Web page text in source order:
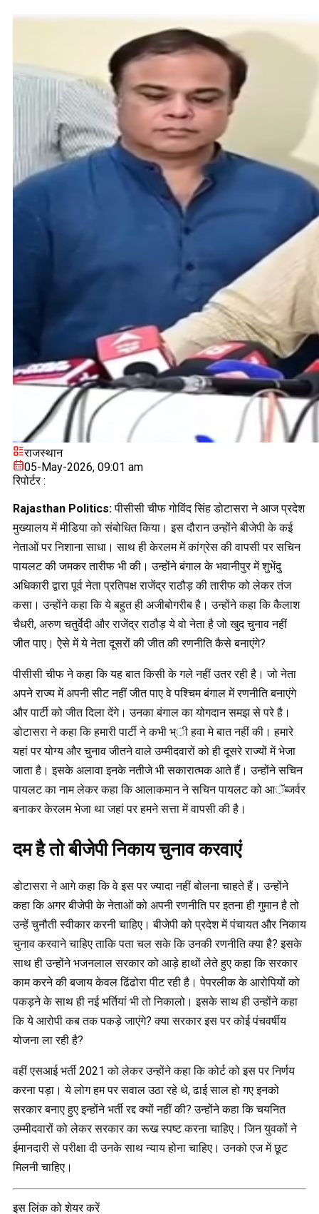
राजस्थान
05-May-2026, 09:01 am
रिपोर्टर :
Rajasthan Politics:पीसीसी चीफ गोविंद सिंह डोटासरा ने आज प्रदेश
मुख्यालय में मीडिया को संबोधित किया। इस दौरान उन्होंने बीजेपी के कई
नेताओं पर निशाना साधा। साथ ही केरलम में कांग्रेस की वापसी पर सचिन
पायलट की जमकर तारीफ भी की। उन्होंने बंगाल के भवानीपुर में शुभेंदु
अधिकारी द्वारा पूर्व नेता प्रतिपक्ष राजेंद्र राठौड़ की तारीफ को लेकर तंज
कसा। उन्होंने कहा कि ये बहुत ही अजीबोगरीब है। उन्होंने कहा कि कैलाश
चैधरी, अरुण चतुर्वेदी और राजेंद्र राठौड़ ये वो नेता है जो खुद चुनाव नहीं
जीत पाए। ऐेसे में ये नेता दूसरों की जीत की रणनीति कैसे बनाएंगे?
पीसीसी चीफ ने कहा कि यह बात किसी के गले नहीं उतर रही है। जो नेता
अपने राज्य में अपनी सीट नहीं जीत पाए वे पश्चिम बंगाल में रणनीति बनाएंगे
और पार्टी को जीत दिला देंगे। उनका बंगाल का योगदान समझ से परे है।
डोटासरा ने कहा कि हमारी पार्टी ने कभी भ्ी हवा मे बात नहीं की। हमारे
यहां पर योग्य और चुनाव जीतने वाले उम्मीदवारों को ही दूसरे राज्यों में भेजा
जाता है। इसके अलावा इनके नतीजे भी सकारात्मक आते हैं। उन्होंने सचिन
पायलट का नाम लेकर कहा कि आलाकमान ने सचिन पायलट को आॅब्जर्वर
बनाकर केरलम भेजा था जहां पर हमने सत्ता में वापसी की है।
दम है तो बीजेपी निकाय चुनाव करवाएं
डोटासरा ने आगे कहा कि वे इस पर ज्यादा नहीं बोलना चाहते हैं। उन्होंने
कहा कि अगर बीजेपी के नेताओं को अपनी रणनीति पर इतना ही गुमान है तो
उन्हें चुनौती स्वीकार करनी चाहिए। बीजेपी को प्रदेश में पंचायत और निकाय
चुनाव करवाने चाहिए ताकि पता चल सके कि उनकी रणनीति क्या है? इसके
साथ ही उन्होंने भजनलाल सरकार को आड़े हाथों लेते हुए कहा कि सरकार
काम करने की बजाय केवल ढिंढोरा पीट रही है। पेपरलीक के आरोपियों को
पकड़ने के साथ ही नई भर्तियां भी तो निकालो। इसके साथ ही उन्होंने कहा
कि ये आरोपी कब तक पकड़े जाएंगे? क्या सरकार इस पर कोई पंचवर्षीय
योजना ला रही है?
वहीं एसआई भर्ती 2021 को लेकर उन्होंने कहा कि कोर्ट को इस पर निर्णय
करना पड़ा। ये लोग हम पर सवाल उठा रहे थे, ढाई साल हो गए इनको
सरकार बनाए हुए इन्होंने भर्ती रद्द क्यों नहीं की? उन्होंने कहा कि चयनित
उम्मीदवारों को लेकर सरकार का रूख स्पष्ट करना चाहिए। जिन युवकों ने
ईमानदारी से परीक्षा दी उनके साथ न्याय होना चाहिए। उनको एज में छूट
मिलनी चाहिए।
इस लिंक को शेयर करें